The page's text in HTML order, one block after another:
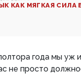
КАК МЯГКАЯ СИЛА
года мы уж
не просто